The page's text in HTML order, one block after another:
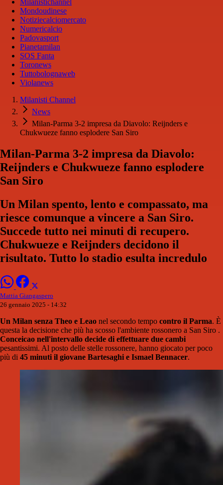
Milanistichannel
Mondoudinese
Notiziecalciomercato
Numericalcio
Padovasport
Pianetamilan
SOS Fanta
Toronews
Tuttobolognaweb
Violanews
Milanisti Channel
News
Milan-Parma 3-2 impresa da Diavolo: Reijnders e
Chukwueze fanno esplodere San Siro
Milan-Parma 3-2 impresa da Diavolo:
Reijnders e Chukwueze fanno esplodere
San Siro
Un Milan spento, lento e compassato, ma
riesce comunque a vincere a San Siro.
Succede tutto nei minuti di recupero.
Chukwueze e Reijnders decidono il
risultato. Tutto lo stadio esulta incredulo
Mattia Giangaspero
26 gennaio 2025 - 14:32
Un Milan senza Theo e Leao nel secondo tempo contro il Parma. È
questa la decisione che più ha scosso l'ambiente rossonero a San Siro .
Conceicao nell'intervallo decide di effettuare due cambi
pesantissimi. Al posto delle stelle rossonere, hanno giocato per poco
più di 45 minuti il giovane Bartesaghi e Ismael Bennacer.